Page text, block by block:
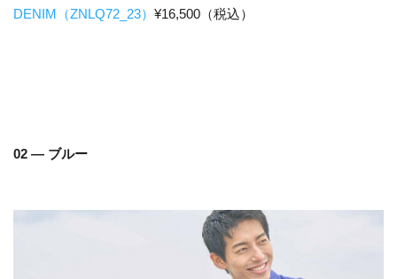
DENIM（ZNLQ72_23） ¥16,500（税込）
02 — ブルー